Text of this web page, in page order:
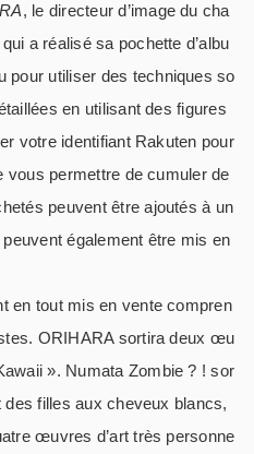
, le directeur d’image du cha
a réalisé sa pochette d’albu
pour utiliser des techniques so
en utilisant des figures
votre identifiant Rakuten pour
vous permettre de cumuler de
peuvent être ajoutés à un
également être mis en
en tout mis en vente compren
ORIHARA sortira deux œu
». Numata Zombie ? ! sor
filles aux cheveux blancs,
œuvres d’art très personne